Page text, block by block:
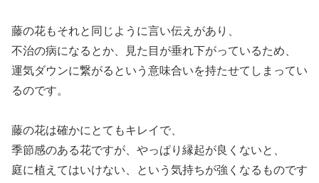
藤の花もそれと同じように言い伝えがあり、
不治の病になるとか、見た目が垂れ下がっているため、
運気ダウンに繋がるという意味合いを持たせてしまってい
るのです。
藤の花は確かにとてもキレイで、
季節感のある花ですが、やっぱり縁起が良くないと、
庭に植えてはいけない、という気持ちが強くなるものです